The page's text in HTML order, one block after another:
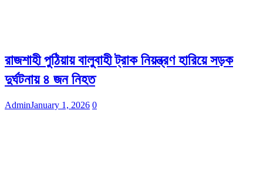
রাজশাহী পুঠিয়ায় বালুবাহী ট্রাক নিয়ন্ত্রণ হারিয়ে সড়ক
দুর্ঘটনায় ৪ জন নিহত
AdminJanuary 1, 2026 0